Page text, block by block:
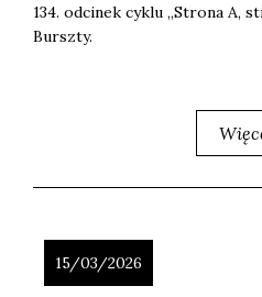
134. odci­nek cyklu „Stro­na A,
Bursz­ty.
15/03/2026